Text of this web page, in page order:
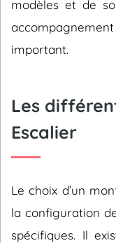
modèles et de
important.
Les
Escalier
Le choix d’un
la configuration
spécifiques. Il